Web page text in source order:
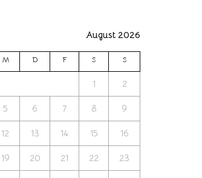
August 2026
M D F S S
1 2
5 6 7 8 9
12 13 14 15 16
19 20 21 22 23